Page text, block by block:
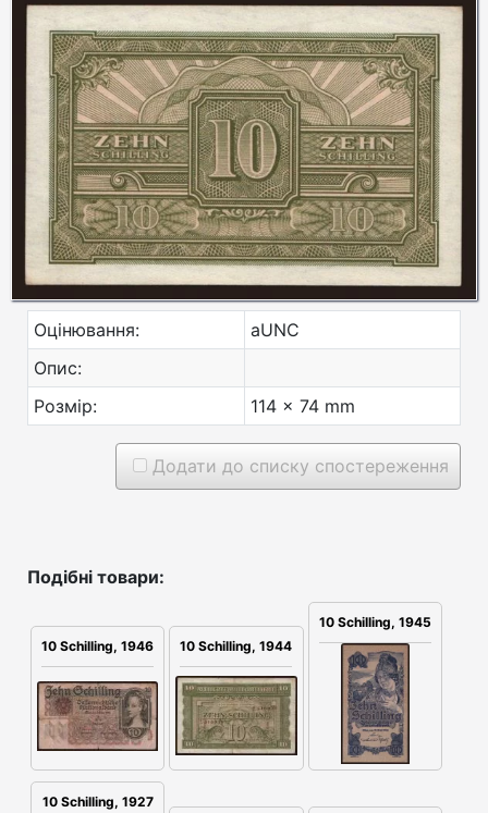
Оцінювання:
aUNC
Опис:
Розмір:
114 x 74 mm
Додати до списку спостереження
Подібні товари:
10 Schilling, 1946 10 Schilling, 1944
10 Schilling, 1945
10 Schilling, 1927